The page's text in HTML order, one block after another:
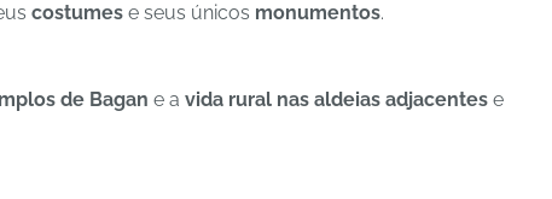
costumes e seus únicos monumentos.
de Bagan e a vida rural nas aldeias adjacentes e